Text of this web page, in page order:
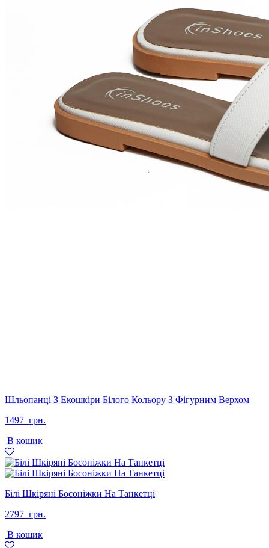
Шльопанці З Екошкіри Білого Кольору З Фігурним Верхом
1497 грн.
В кошик
Білі Шкіряні Босоніжки На Танкетці
2797 грн.
В кошик